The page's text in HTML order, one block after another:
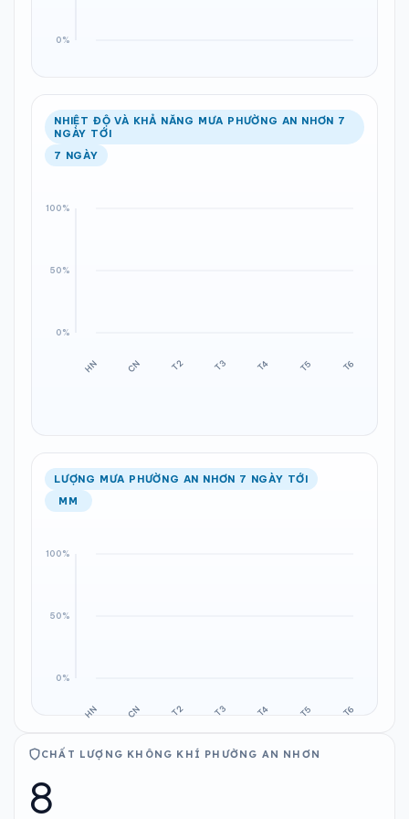
NHIỆT ĐỘ VÀ KHẢ NĂNG MƯA PHƯỜNG AN NHƠN 7
NGÀY TỚI
7 NGÀY
LƯỢNG MƯA PHƯỜNG AN NHƠN 7 NGÀY TỚI
MM
CHẤT LƯỢNG KHÔNG KHÍ PHƯỜNG AN NHƠN
8